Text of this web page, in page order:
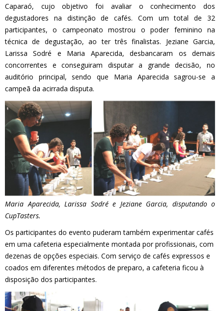
Caparaó, cujo objetivo foi avaliar o conhecimento dos
degustadores na distinção de cafés. Com um total de 32
participantes, o campeonato mostrou o poder feminino na
técnica de degustação, ao ter três finalistas. Jeziane Garcia,
Larissa Sodré e Maria Aparecida, desbancaram os demais
concorrentes e conseguiram disputar a grande decisão, no
auditório principal, sendo que Maria Aparecida sagrou-se a
campeã da acirrada disputa.
Maria Aparecida, Larissa Sodré e Jeziane Garcia, disputando o
CupTasters.
Os participantes do evento puderam também experimentar cafés
em uma cafeteria especialmente montada por profissionais, com
dezenas de opções especiais. Com serviço de cafés expressos e
coados em diferentes métodos de preparo, a cafeteria ficou à
disposição dos participantes.